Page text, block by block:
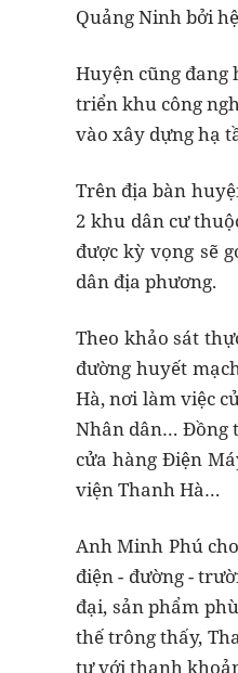
Quảng Ninh bởi
Huyện cũng
triển khu công
vào xây dựng hạ
Trên địa bàn
2 khu dân cư
được kỳ vọng sẽ
dân địa phương.
Theo khảo sát
đường huyết
Hà, nơi làm việc
Nhân dân… Đồng
cửa hàng Điện
viện Thanh Hà…
Anh Minh Phú
điện - đường -
đại, sản phẩm
thế trông thấy,
tư với thanh